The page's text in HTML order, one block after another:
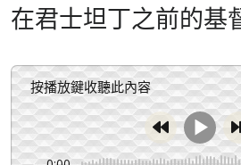
在君士坦丁之前的基
按播放鍵收聽此內容